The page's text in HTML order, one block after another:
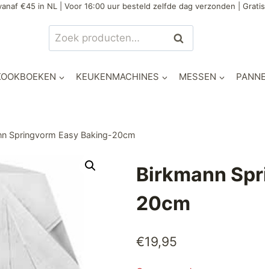
€45 in NL | Voor 16:00 uur besteld zelfde dag verzonden |
Zoeken
naar:
Zoeken
KEUKENMACHINES MESSEN
Springvorm Easy Baking-20cm
Birkmann
20cm
€19,95